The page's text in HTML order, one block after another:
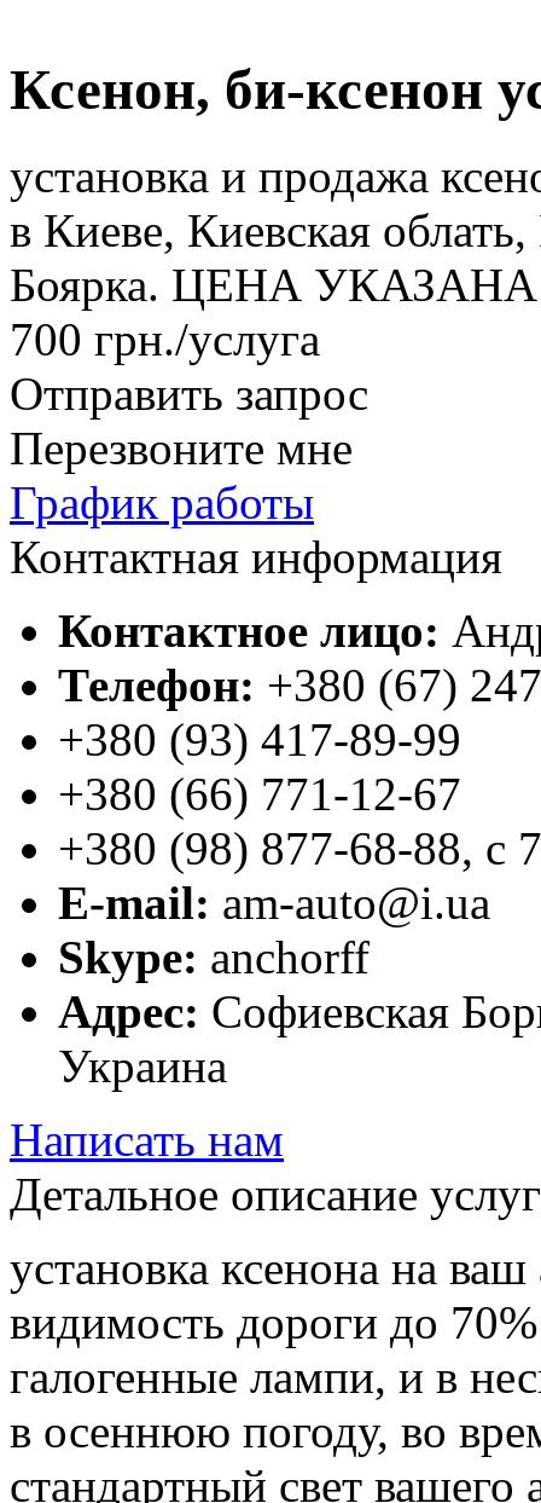
Ксенон, би-ксенон
установка и продажа
в Киеве, Киевская
Боярка. ЦЕНА
700 грн./услуга
Отправить запрос
Перезвоните мне
График работы
Контактная информация
Контактное лицо:
Телефон: +380 (67)
+380 (93) 417-89-99
+380 (66) 771-12-67
+380 (98) 877-68-88, с
E-mail: am-auto@i.ua
Skype: anchorff
Адрес: Софиевская
Украина
Написать нам
Детальное описание
установка ксенона на
видимость дороги до
галогенные лампи, и в
в осеннюю погоду, во
стандартный свет